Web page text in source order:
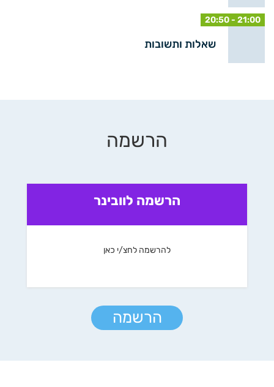
20:50 - 21:00
שאלות ותשובות
הרשמה
הרשמה לוובינר
להרשמה לחצ/י כאן
הרשמה